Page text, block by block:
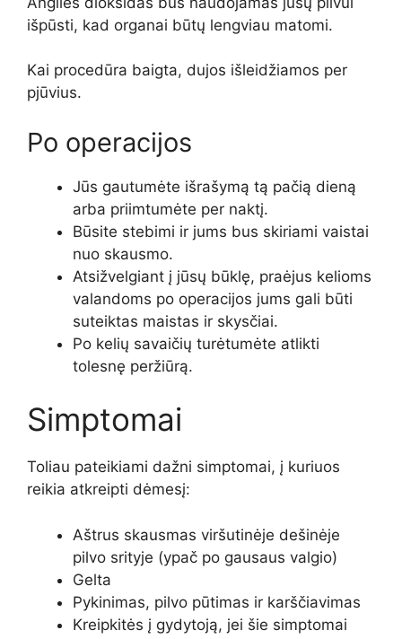
išpūsti, kad organai būtų lengviau matomi.
Kai procedūra baigta, dujos išleidžiamos per
pjūvius.
Po operacijos
Jūs gautumėte išrašymą tą pačią dieną
arba priimtumėte per naktį.
Būsite stebimi ir jums bus skiriami vaistai
nuo skausmo.
Atsižvelgiant į jūsų būklę, praėjus kelioms
valandoms po operacijos jums gali būti
suteiktas maistas ir skysčiai.
Po kelių savaičių turėtumėte atlikti
tolesnę peržiūrą.
Simptomai
Toliau pateikiami dažni simptomai, į kuriuos
reikia atkreipti dėmesį:
Aštrus skausmas viršutinėje dešinėje
pilvo srityje (ypač po gausaus valgio)
Gelta
Pykinimas, pilvo pūtimas ir karščiavimas
Kreipkitės į gydytoją, jei šie simptomai